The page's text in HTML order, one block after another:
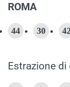
ROMA
44 30
Estrazione